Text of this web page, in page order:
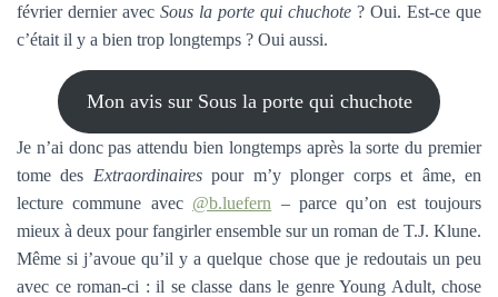
février dernier avec Sous la porte qui chuchote ? Oui. Est-ce que
c’était il y a bien trop longtemps ? Oui aussi.
Mon avis sur Sous la porte qui chuchote
Je n’ai donc pas attendu bien longtemps après la sorte du premier
tome des Extraordinairespour m’y plonger corps et âme, en
lecture commune avec @b.luefern – parce qu’on est toujours
mieux à deux pour fangirler ensemble sur un roman de T.J. Klune.
Même si j’avoue qu’il y a quelque chose que je redoutais un peu
avec ce roman-ci : il se classe dans le genre Young Adult, chose